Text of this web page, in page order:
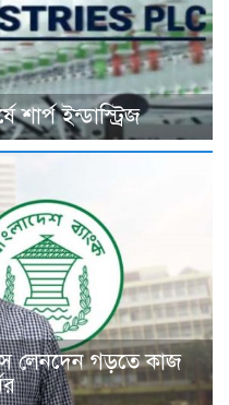
শার্প ইন্ডাস্ট্রিজ
লেনদেন গড়তে কাজ